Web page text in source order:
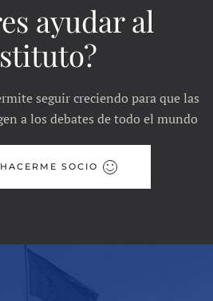
ayudar al
seguir creciendo para que las
a los debates de todo el mundo
SOCIO